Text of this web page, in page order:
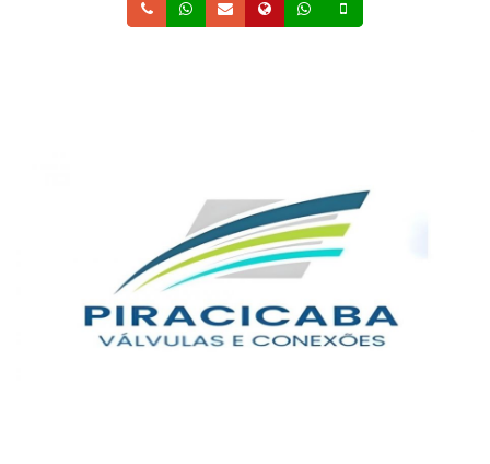
TelefoneWhatsapp
Email Site Whatsapp